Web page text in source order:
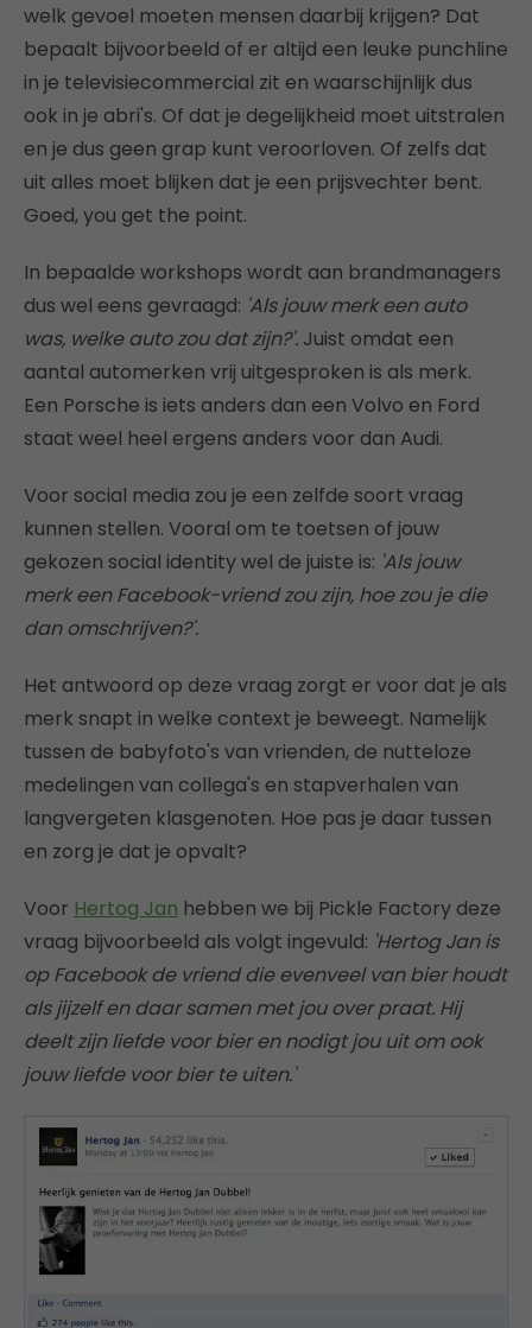
welk gevoel moeten mensen daarbij krijgen? Dat
bepaalt bijvoorbeeld of er altijd een leuke punchline
in je televisiecommercial zit en waarschijnlijk dus
ook in je abri's. Of dat je degelijkheid moet uitstralen
en je dus geen grap kunt veroorloven. Of zelfs dat
uit alles moet blijken dat je een prijsvechter bent.
Goed, you get the point.
In bepaalde workshops wordt aan brandmanagers
dus wel eens gevraagd: 'Als jouw merk een auto
was, welke auto zou dat zijn?'. Juist omdat een
aantal automerken vrij uitgesproken is als merk.
Een Porsche is iets anders dan een Volvo en Ford
staat weel heel ergens anders voor dan Audi.
Voor social media zou je een zelfde soort vraag
kunnen stellen. Vooral om te toetsen of jouw
gekozen social identity wel de juiste is: 'Als jouw
merk een Facebook-vriend zou zijn, hoe zou je die
dan omschrijven?'.
Het antwoord op deze vraag zorgt er voor dat je als
merk snapt in welke context je beweegt. Namelijk
tussen de babyfoto's van vrienden, de nutteloze
medelingen van collega's en stapverhalen van
langvergeten klasgenoten. Hoe pas je daar tussen
en zorg je dat je opvalt?
Voor Hertog Jan hebben we bij Pickle Factory deze
vraag bijvoorbeeld als volgt ingevuld: 'Hertog Jan is
op Facebook de vriend die evenveel van bier houdt
als jijzelf en daar samen met jou over praat. Hij
deelt zijn liefde voor bier en nodigt jou uit om ook
jouw liefde voor bier te uiten.'